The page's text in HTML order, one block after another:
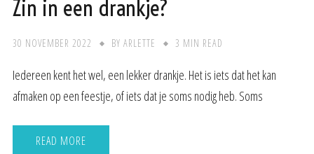
Zin in een drankje?
30 NOVEMBER 2022 BY ARLETTE 3 MIN READ
Iedereen kent het wel, een lekker drankje. Het is iets dat het kan
afmaken op een feestje, of iets dat je soms nodig heb. Soms
READ MORE